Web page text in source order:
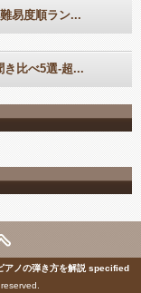
易度順ラン...
き比べ5選-超...
アノの弾き方を解説 specified